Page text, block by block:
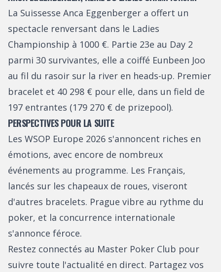
La Suissesse Anca Eggenberger a offert un
spectacle renversant dans le Ladies
Championship à 1000 €. Partie 23e au Day 2
parmi 30 survivantes, elle a coiffé Eunbeen Joo
au fil du rasoir sur la river en heads-up. Premier
bracelet et 40 298 € pour elle, dans un field de
197 entrantes (179 270 € de prizepool).
PERSPECTIVES POUR LA SUITE
Les WSOP Europe 2026 s'annoncent riches en
émotions, avec encore de nombreux
événements au programme. Les Français,
lancés sur les chapeaux de roues, viseront
d'autres bracelets. Prague vibre au rythme du
poker, et la concurrence internationale
s'annonce féroce.
Restez connectés au Master Poker Club pour
suivre toute l'actualité en direct. Partagez vos